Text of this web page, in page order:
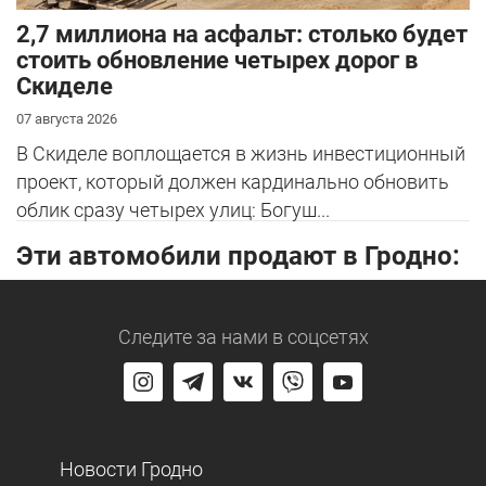
2,7 миллиона на асфальт: столько будет
стоить обновление четырех дорог в
Скиделе
07 августа 2026
В Скиделе воплощается в жизнь инвестиционный
проект, который должен кардинально обновить
облик сразу четырех улиц: Богуш...
Эти автомобили продают в Гродно:
Следите за нами в соцсетях
Новости Гродно